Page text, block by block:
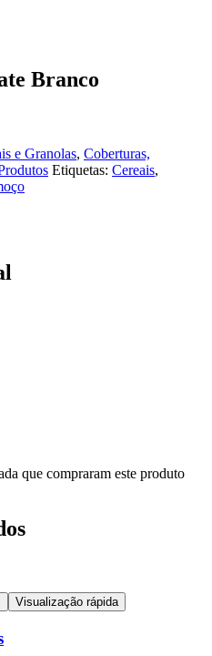
Branco
e Granolas, Coberturas,
Etiquetas: Cereais,
que compraram este produto
Visualização rápida